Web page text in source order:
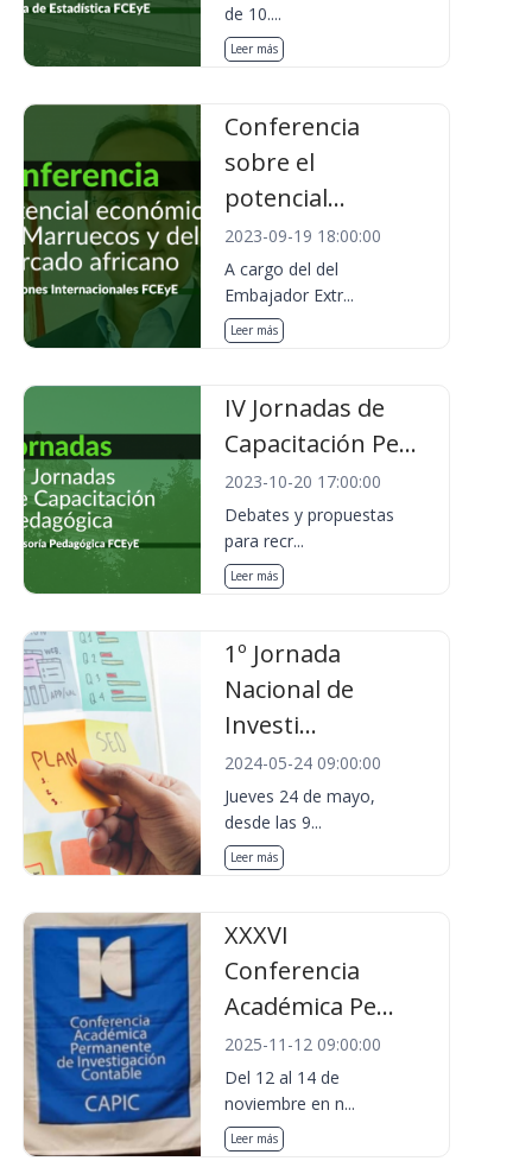
de 10....
Leer más
Conferencia
sobre el
potencial...
2023-09-19 18:00:00
A cargo del del
Embajador Extr...
Leer más
IV Jornadas de
Capacitación Pe...
2023-10-20 17:00:00
Debates y propuestas
para recr...
Leer más
1º Jornada
Nacional de
Investi...
2024-05-24 09:00:00
Jueves 24 de mayo,
desde las 9...
Leer más
XXXVI
Conferencia
Académica Pe...
2025-11-12 09:00:00
Del 12 al 14 de
noviembre en n...
Leer más